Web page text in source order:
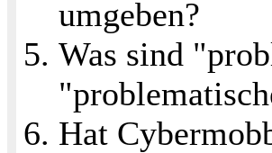
umgeben?
Was sind
Hat